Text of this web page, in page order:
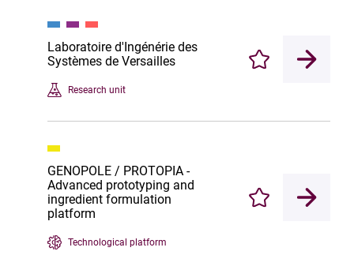
Laboratoire d'Ingénérie des
Systèmes de Versailles
Research unit
Enregistrer
GENOPOLE / PROTOPIA -
Advanced prototyping and
ingredient formulation
platform
Technological platform
Enregistrer